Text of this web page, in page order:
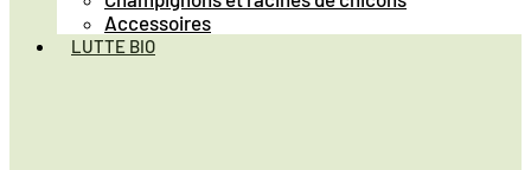
Accessoires
LUTTE BIO